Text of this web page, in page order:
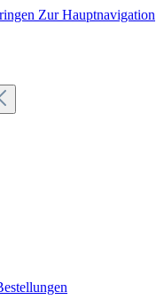
Zur Hauptnavigation